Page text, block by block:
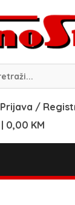
Prijava /
| 0,00 KM